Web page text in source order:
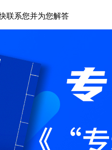
联系您并为您解答